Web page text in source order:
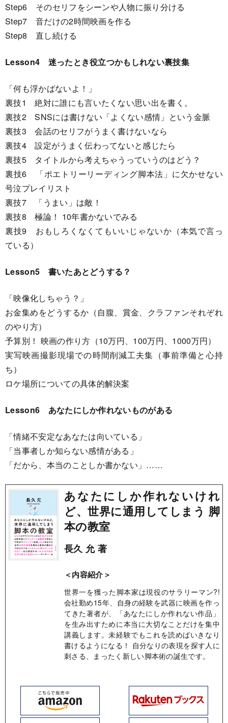
Step6 そのセリフをシーンや人物に振り分ける
Step7 音だけの2時間映画を作る
Step8 直し続ける
Lesson4 迷ったとき役立つかもしれない裏技集
「何も浮かばないよ！」
裏技1 絶対に誰にも言いたくない思い出を書く。
裏技2 SNSには書けない「よくない感情」という金脈
裏技3 会話のセリフがうまく書けないなら
裏技4 設定がうまく伝わってないと感じたら
裏技5 タイトルから考えちゃうっていうのはどう？
裏技6 「ポエトリーリーディング脚本法」に欠かせない
号泣プレイリスト
裏技7 「うまい」は敵！
裏技8 極論！ 10年書かないでみる
裏技9 おもしろくなくてもいいじゃないか（本気で言っ
ている）
Lesson5 書いたあとどうする？
「映像化しちゃう？」
お金集めをどうするか（自腹、賞金、クラファンそれぞれ
のやり方）
予算別！ 映画の作り方（10万円、100万円、1000万円）
実写映画撮影現場での時間削減工夫集（事前準備と心持
ち）
ロケ場所についての具体的解決案
Lesson6 あなたにしか作れないものがある
「情緒不安定なあなたは向いている」
「当事者しか知らない感情がある」
「だから、本当のことしか書かない」……
あなたにしか作れないけれ
ど、世界に通用してしまう 脚
本の教室
長久 允 著
＜内容紹介＞
世界一を獲った脚本家は現役のサラリーマン?!
会社勤め15年、自身の経験を武器に映画を作っ
てきた著者が、「あなたにしか作れない作品」
を生み出すために本当に大切なことだけを集中
講義します。未経験でもこれを読めばいきなり
書けるようになる！ 自分なりの表現を探す人に
刺さる、まったく新しい脚本術の誕生です。